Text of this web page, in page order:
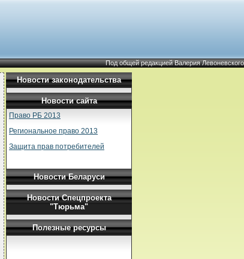
Под общей редакцией Валерия Левоневского
Новости законодательства
Новости сайта
Право РБ 2013
Региональное право 2013
Защита прав потребителей
Новости Беларуси
Новости Спецпроекта
"Тюрьма"
Полезные ресурсы